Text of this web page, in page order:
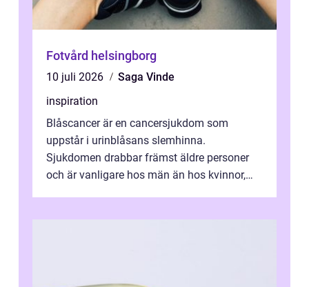
Fotvård helsingborg
10 juli 2026
Saga Vinde
inspiration
Blåscancer är en cancersjukdom som
uppstår i urinblåsans slemhinna.
Sjukdomen drabbar främst äldre personer
och är vanligare hos män än hos kvinnor,